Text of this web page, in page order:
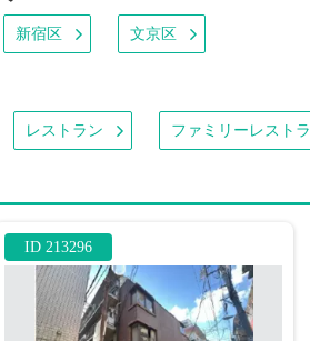
新宿区 文京区
レストラン ファミリーレスト
ID 213296